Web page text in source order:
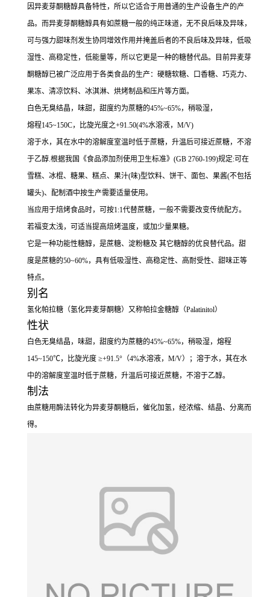
因异麦芽酮糖醇具备特性，所以它适合于用普通的生产设备生产的产
品。而异麦芽酮糖醇具有如蔗糖一般的纯正味道，无不良后味及异味，
可与强力甜味剂发生协同增效作用并掩盖后者的不良后味及异味，低吸
湿性、高稳定性，低能量等，所以它更是一种的糖替代品。目前异麦芽
酮糖醇已被广泛应用于各类食品的生产：硬糖软糖、口香糖、巧克力、
果冻、清凉饮料、冰淇淋、烘烤制品和压片等方面。
白色无臭结晶，味甜，甜度约为蔗糖的45%~65%，稍吸湿，
熔程145~150C，比旋光度之+91.50(4%水溶液，M/V)
溶于水，其在水中的溶解度室温时低于蔗糖，升温后可接近蔗糖，不溶
于乙醇.根据我国《食品添加剂使用卫生标准》(GB 2760-199)规定:可在
雪糕、冰棍、糖果、糕点、果汁(味)型饮料、饼干、面包、果酱(不包括
罐头)、配制酒中按生产需要适量使用。
当应用于焙烤食品时，可按1:1代替蔗糖，一般不需要改变传统配方。
若福变太浅，可适当提高焙烤温度，或加少量果糖。
它是一种功能性糖醇，是蔗糖、淀粉糖及 其它糖醇的优良替代品。甜
度是蔗糖的50~60%，具有低吸湿性、高稳定性、高耐受性、甜味正等
特点。
别名
氢化帕拉糖（氢化异麦芽酮糖）又称帕拉金糖醇（Palatinitol）
性状
白色无臭结晶，味甜，甜度约为蔗糖的45%~65%，稍吸湿，熔程
145~150℃，比旋光度 ≥+91.5°（4%水溶液，M/V）；溶于水，其在水
中的溶解度室温时低于蔗糖，升温后可接近蔗糖，不溶于乙醇。
制法
由蔗糖用酶法转化为异麦芽酮糖后，催化加氢，经浓缩、结晶、分离而
得。